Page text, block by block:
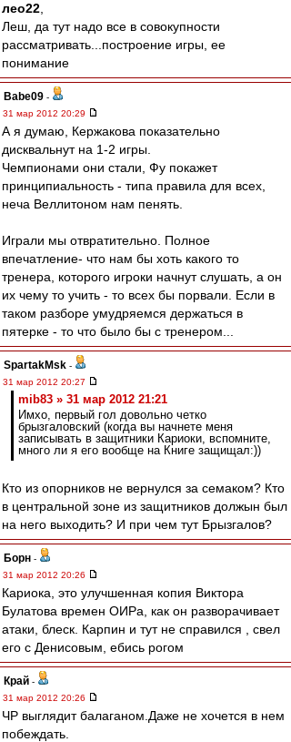
лео22
Леш, да тут надо все в совокупности
рассматривать...построение игры, ее
понимание
Babe09 -
31 мар 2012 20:29
А я думаю, Кержакова показательно
дисквальнут на 1-2 игры.
Чемпионами они стали, Фу покажет
принципиальность - типа правила для всех,
неча Веллитоном нам пенять.
Играли мы отвратительно. Полное
впечатление- что нам бы хоть какого то
тренера, которого игроки начнут слушать, а он
их чему то учить - то всех бы порвали. Если в
таком разборе умудряемся держаться в
пятерке - то что было бы с тренером...
SpartakMsk -
31 мар 2012 20:27
mib83 » 31 мар 2012 21:21
Имхо, первый гол довольно четко
брызгаловский (когда вы начнете меня
записывать в защитники Кариоки, вспомните,
много ли я его вообще на Книге защищал:))
Кто из опорников не вернулся за семаком? Кто
в центральной зоне из защитников должын был
на него выходить? И при чем тут Брызгалов?
Борн -
31 мар 2012 20:26
Кариока, это улучшенная копия Виктора
Булатова времен ОИРа, как он разворачивает
атаки, блеск. Карпин и тут не справился , свел
его с Денисовым, ебись рогом
Край -
31 мар 2012 20:26
ЧР выглядит балаганом.Даже не хочется в нем
побеждать.